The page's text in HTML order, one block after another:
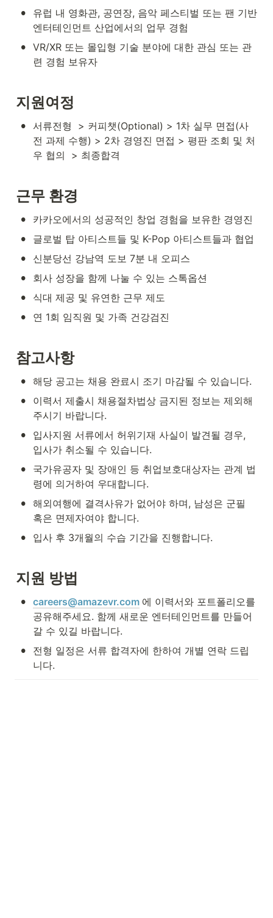
•
유럽 내 영화관, 공연장, 음악 페스티벌 또는 팬 기반
엔터테인먼트 산업에서의 업무 경험
• VR/XR 또는 몰입형 기술 분야에 대한 관심 또는 관
련 경험 보유자
지원여정
• 서류전형  > 커피챗(Optional) > 1차 실무 면접(사
전 과제 수행) > 2차 경영진 면접 > 평판 조회 및 처
우 협의  > 최종합격
근무 환경
• 카카오에서의 성공적인 창업 경험을 보유한 경영진
• 글로벌 탑 아티스트들 및 K-Pop 아티스트들과 협업
• 신분당선 강남역 도보 7분 내 오피스
• 회사 성장을 함께 나눌 수 있는 스톡옵션
• 식대 제공 및 유연한 근무 제도
• 연 1회 임직원 및 가족 건강검진
참고사항
• 해당 공고는 채용 완료시 조기 마감될 수 있습니다.
•
이력서 제출시 채용절차법상 금지된 정보는 제외해
주시기 바랍니다.
•
입사지원 서류에서 허위기재 사실이 발견될 경우,
입사가 취소될 수 있습니다.
•
국가유공자 및 장애인 등 취업보호대상자는 관계 법
령에 의거하여 우대합니다.
• 해외여행에 결격사유가 없어야 하며, 남성은 군필
혹은 면제자여야 합니다.
• 입사 후 3개월의 수습 기간을 진행합니다.
지원 방법
• careers@amazevr.com 에 이력서와 포트폴리오를
공유해주세요. 함께 새로운 엔터테인먼트를 만들어
갈 수 있길 바랍니다.
•
전형 일정은 서류 합격자에 한하여 개별 연락 드립
니다.